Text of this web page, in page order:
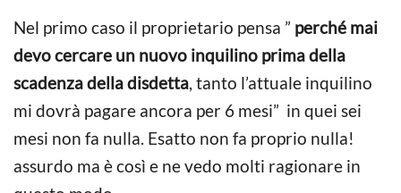
Nel primo caso il proprietario pensa ” perché mai
devo cercare un nuovo inquilino prima della
scadenza della disdetta, tanto l’attuale inquilino
mi dovrà pagare ancora per 6 mesi” in quei sei
mesi non fa nulla. Esatto non fa proprio nulla!
assurdo ma è così e ne vedo molti ragionare in